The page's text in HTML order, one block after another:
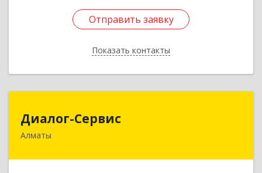
Отправить заявку
Показать контакты
Отправить заявку
Назад
Диалог-Сервис
Алматы050057, Республика Казахстан, г. Алматы, ул.